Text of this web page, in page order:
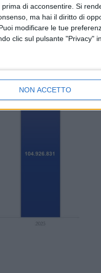
di acconsentire. Si
ma hai il diritto di
modificare le tue
clic sul pulsante "Privacy"
NON ACCETTO